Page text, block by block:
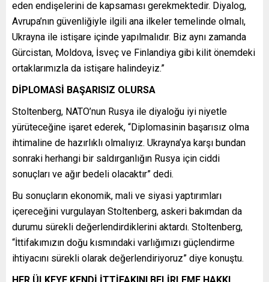
eden endişelerini de kapsaması gerekmektedir. Diyalog,
Avrupa’nın güvenliğiyle ilgili ana ilkeler temelinde olmalı,
Ukrayna ile istişare içinde yapılmalıdır. Biz aynı zamanda
Gürcistan, Moldova, İsveç ve Finlandiya gibi kilit önemdeki
ortaklarımızla da istişare halindeyiz.”
DİPLOMASİ BAŞARISIZ OLURSA
Stoltenberg, NATO’nun Rusya ile diyaloğu iyi niyetle
yürüteceğine işaret ederek, “Diplomasinin başarısız olma
ihtimaline de hazırlıklı olmalıyız. Ukrayna’ya karşı bundan
sonraki herhangi bir saldırganlığın Rusya için ciddi
sonuçları ve ağır bedeli olacaktır” dedi.
Bu sonuçların ekonomik, mali ve siyasi yaptırımları
içereceğini vurgulayan Stoltenberg, askeri bakımdan da
durumu sürekli değerlendirdiklerini aktardı. Stoltenberg,
“İttifakımızın doğu kısmındaki varlığımızı güçlendirme
ihtiyacını sürekli olarak değerlendiriyoruz” diye konuştu.
HER ÜLKEYE KENDİ İTTİFAKINI BELİRLEME HAKKI